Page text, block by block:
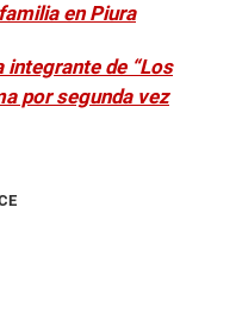
en Piura
integrante de “Los
por segunda vez